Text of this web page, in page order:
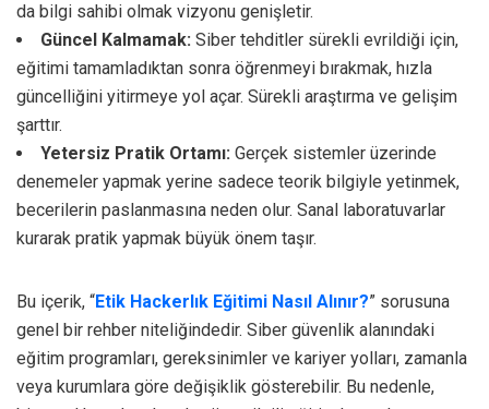
da bilgi sahibi olmak vizyonu genişletir.
Güncel Kalmamak: Siber tehditler sürekli evrildiği için,
eğitimi tamamladıktan sonra öğrenmeyi bırakmak, hızla
güncelliğini yitirmeye yol açar. Sürekli araştırma ve gelişim
şarttır.
Yetersiz Pratik Ortamı: Gerçek sistemler üzerinde
denemeler yapmak yerine sadece teorik bilgiyle yetinmek,
becerilerin paslanmasına neden olur. Sanal laboratuvarlar
kurarak pratik yapmak büyük önem taşır.
Bu içerik, “Etik Hackerlık Eğitimi Nasıl Alınır?” sorusuna
genel bir rehber niteliğindedir. Siber güvenlik alanındaki
eğitim programları, gereksinimler ve kariyer yolları, zamanla
veya kurumlara göre değişiklik gösterebilir. Bu nedenle,